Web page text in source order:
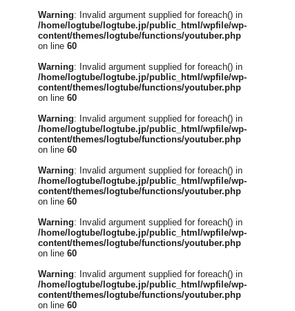
Warning: Invalid argument supplied for foreach() in
/home/logtube/logtube.jp/public_html/wpfile/wp-
content/themes/logtube/functions/youtuber.php
on line 60
Warning: Invalid argument supplied for foreach() in
/home/logtube/logtube.jp/public_html/wpfile/wp-
content/themes/logtube/functions/youtuber.php
on line 60
Warning: Invalid argument supplied for foreach() in
/home/logtube/logtube.jp/public_html/wpfile/wp-
content/themes/logtube/functions/youtuber.php
on line 60
Warning: Invalid argument supplied for foreach() in
/home/logtube/logtube.jp/public_html/wpfile/wp-
content/themes/logtube/functions/youtuber.php
on line 60
Warning: Invalid argument supplied for foreach() in
/home/logtube/logtube.jp/public_html/wpfile/wp-
content/themes/logtube/functions/youtuber.php
on line 60
Warning: Invalid argument supplied for foreach() in
/home/logtube/logtube.jp/public_html/wpfile/wp-
content/themes/logtube/functions/youtuber.php
on line 60